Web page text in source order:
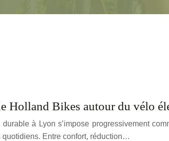
Holland Bikes autour du vélo
à Lyon s’impose progressivement
quotidiens. Entre confort, réduction…